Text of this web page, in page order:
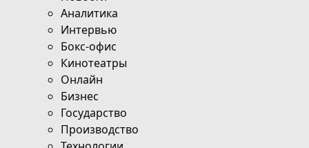
Аналитика
Интервью
Бокс-офис
Кинотеатры
Онлайн
Бизнес
Государство
Производство